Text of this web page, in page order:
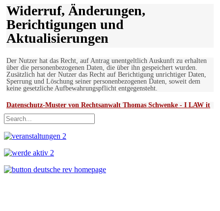
Widerruf, Änderungen,
Berichtigungen und
Aktualisierungen
Der Nutzer hat das Recht, auf Antrag unentgeltlich Auskunft zu erhalten
über die personenbezogenen Daten, die über ihn gespeichert wurden.
Zusätzlich hat der Nutzer das Recht auf Berichtigung unrichtiger Daten,
Sperrung und Löschung seiner personenbezogenen Daten, soweit dem
keine gesetzliche Aufbewahrungspflicht entgegensteht.
Datenschutz-Muster von Rechtsanwalt Thomas Schwenke - I LAW it